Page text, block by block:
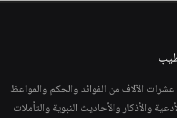
الآلاف من الفوائد والحكم والمواعظ
والأذكار والأحاديث النبوية والتأملات